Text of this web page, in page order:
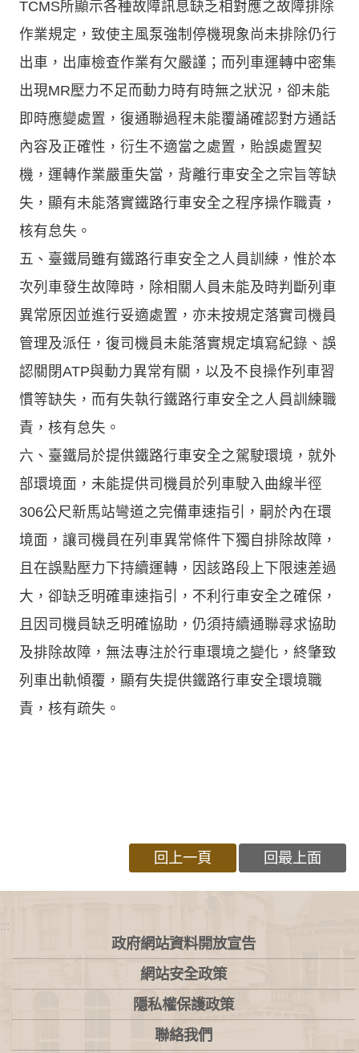
TCMS所顯示各種故障訊息缺乏相對應之故障排除
作業規定，致使主風泵強制停機現象尚未排除仍行
出車，出庫檢查作業有欠嚴謹；而列車運轉中密集
出現MR壓力不足而動力時有時無之狀況，卻未能
即時應變處置，復通聯過程未能覆誦確認對方通話
內容及正確性，衍生不適當之處置，貽誤處置契
機，運轉作業嚴重失當，背離行車安全之宗旨等缺
失，顯有未能落實鐵路行車安全之程序操作職責，
核有怠失。
五、臺鐵局雖有鐵路行車安全之人員訓練，惟於本
次列車發生故障時，除相關人員未能及時判斷列車
異常原因並進行妥適處置，亦未按規定落實司機員
管理及派任，復司機員未能落實規定填寫紀錄、誤
認關閉ATP與動力異常有關，以及不良操作列車習
慣等缺失，而有失執行鐵路行車安全之人員訓練職
責，核有怠失。
六、臺鐵局於提供鐵路行車安全之駕駛環境，就外
部環境面，未能提供司機員於列車駛入曲線半徑
306公尺新馬站彎道之完備車速指引，嗣於內在環
境面，讓司機員在列車異常條件下獨自排除故障，
且在誤點壓力下持續運轉，因該路段上下限速差過
大，卻缺乏明確車速指引，不利行車安全之確保，
且因司機員缺乏明確協助，仍須持續通聯尋求協助
及排除故障，無法專注於行車環境之變化，終肇致
列車出軌傾覆，顯有失提供鐵路行車安全環境職
責，核有疏失。
回上一頁 回最上面
:::
政府網站資料開放宣告
網站安全政策
隱私權保護政策
聯絡我們